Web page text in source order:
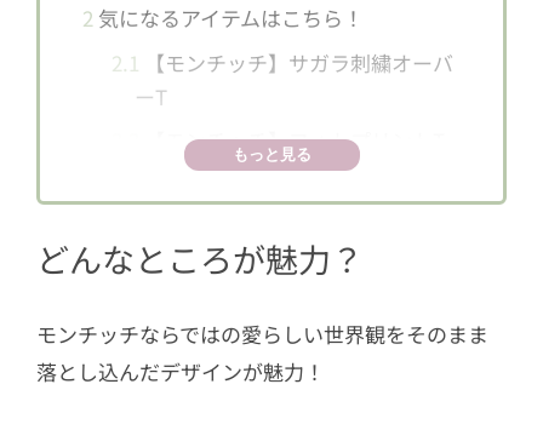
2 気になるアイテムはこちら！
2.1
【モンチッチ】サガラ刺繍オーバ
ーT
【モンチッチ】フォトプリントT
2.4 【モンチッチ】サガラ刺繍ワンポ
2.5【モンチッチ】レトロイラストT
2.6【モンチッチ】イラストセットア
もっと見る
どんなところが魅力？
モンチッチならではの愛らしい世界観をそのまま
落とし込んだデザインが魅力！